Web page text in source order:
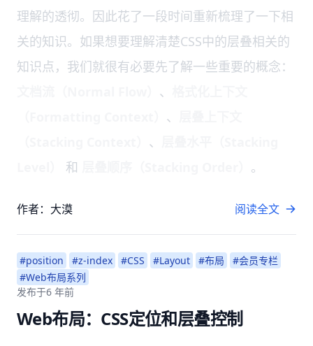
理解的透彻。因此花了一段时间重新梳理了一下相
关的知识。如果想要理解清楚CSS中的层叠相关的
知识点，我们就很有必要先了解一些重要的概念：
、
、
、
和 。
作者：大漠 阅读全文
#position #z-index #CSS #Layout #布局
#会员专栏
#Web布局系列
发布于6 年前
Web布局：CSS定位和层叠控制